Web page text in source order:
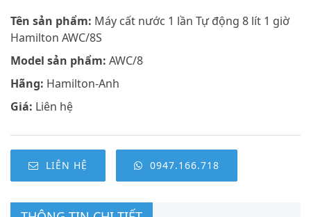
Tên sản phẩm: Máy cất nước 1 lần Tự động 8 lít 1 giờ
Hamilton AWC/8S
Model sản phẩm: AWC/8
Hãng: Hamilton-Anh
Giá: Liên hệ
LIÊN HỆ 0947.166.718